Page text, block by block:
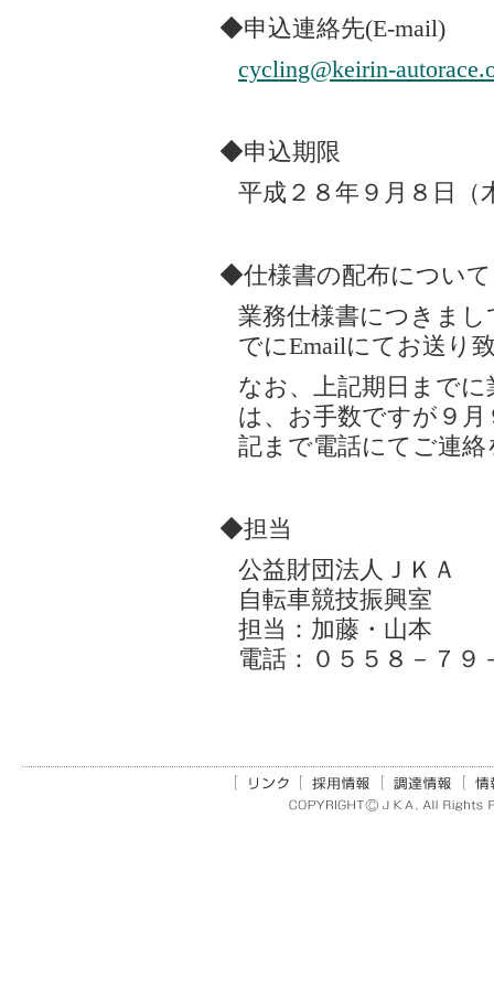
◆申込連絡先(E-mail)
cycling@keirin-
◆申込期限
平成２８年９月８日（
◆仕様書の配布について
業務仕様書につきま
でにEmailにてお送り
なお、上記期日まで
は、お手数ですが９
記まで電話にてご連
◆担当
公益財団法人ＪＫＡ
自転車競技振興室
担当：加藤・山本
電話：０５５８－７９